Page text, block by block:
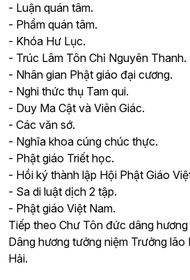
- Luận quán tâm.
- Phẩm quán tâm.
- Khóa Hư Lục.
- Trúc Lâm Tôn Chỉ Nguyên Thanh.
- Nhân gian Phật giáo đại cương.
- Nghi thức thụ Tam qui.
- Duy Ma Cật và Viên Giác.
- Các văn sớ.
- Nghĩa khoa cúng chúc thực.
- Phật giáo Triết học.
- Hồi ký thành lập Hội Phật Giáo
- Sa di luật dịch 2 tập.
- Phật giáo Việt Nam.
Tiếp theo Chư Tôn đức dâng
Dâng hương tưởng niệm Trưởng
Hải.